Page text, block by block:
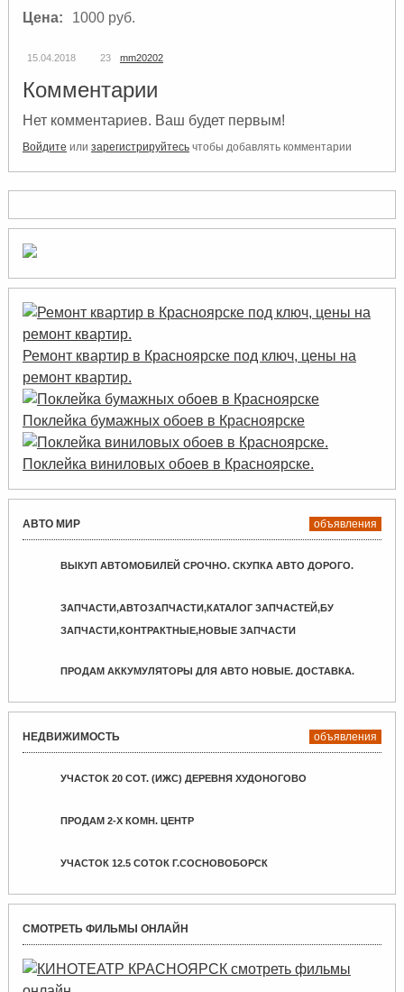
Цена: 1000 руб.
15.04.2018 23 mm20202
Комментарии
Нет комментариев. Ваш будет первым!
Войдите или зарегистрируйтесьчтобы добавлять комментарии
Ремонт квартир в Красноярске под ключ, цены на
ремонт квартир.
Поклейка бумажных обоев в Красноярске
Поклейка виниловых обоев в Красноярске.
АВТО МИР объявления
ВЫКУП АВТОМОБИЛЕЙ СРОЧНО. СКУПКА АВТО ДОРОГО.
ЗАПЧАСТИ,АВТОЗАПЧАСТИ,КАТАЛОГ ЗАПЧАСТЕЙ,БУ
ЗАПЧАСТИ,КОНТРАКТНЫЕ,НОВЫЕ ЗАПЧАСТИ
ПРОДАМ АККУМУЛЯТОРЫ ДЛЯ АВТО НОВЫЕ. ДОСТАВКА.
НЕДВИЖИМОСТЬ объявления
УЧАСТОК 20 СОТ. (ИЖС) ДЕРЕВНЯ ХУДОНОГОВО
ПРОДАМ 2-Х КОМН. ЦЕНТР
УЧАСТОК 12.5 СОТОК Г.СОСНОВОБОРСК
СМОТРЕТЬ ФИЛЬМЫ ОНЛАЙН